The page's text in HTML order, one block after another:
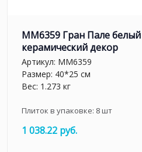
MM6359 Гран Пале
керамический декор
Артикул: MM6359
Размер: 40*25 см
Вес: 1.273 кг
Плиток в упаковке: 8шт
1 038.22 руб.